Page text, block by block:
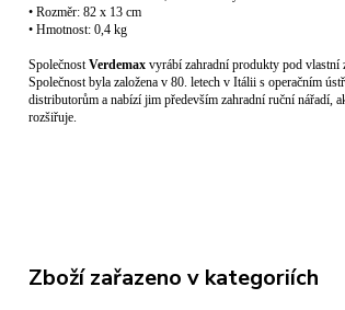
• Rozměr: 82 x 13 cm
• Hmotnost: 0,4 kg
SpolečnostVerdemaxvyrábí zahradní produkty pod vlastní
Společnost byla založena v 80. letech v Itálii s operačním
distributorům a nabízí jim především zahradní ruční nářadí,
rozšiřuje.
Zboží zařazeno v kategoriích